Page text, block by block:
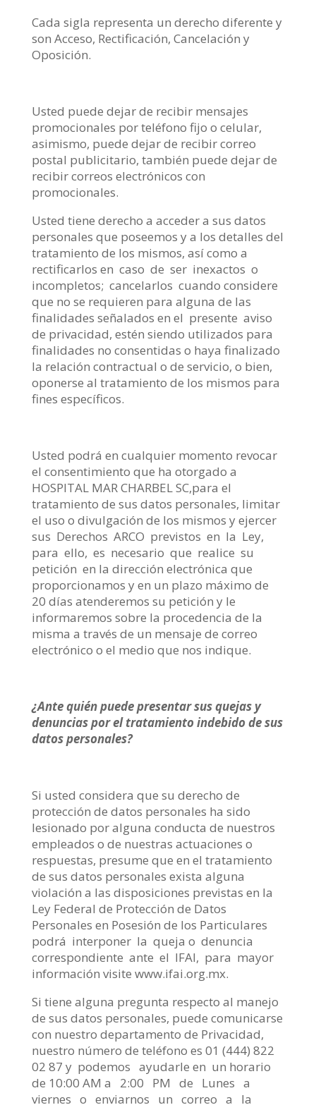
Cada sigla representa un derecho diferente y
son Acceso, Rectificación, Cancelación y
Oposición.
Usted puede dejar de recibir mensajes
promocionales por teléfono fijo o celular,
asimismo, puede dejar de recibir correo
postal publicitario, también puede dejar de
recibir correos electrónicos con
promocionales.
Usted tiene derecho a acceder a sus datos
personales que poseemos y a los detalles del
tratamiento de los mismos, así como a
rectificarlos en caso de ser inexactos o
incompletos; cancelarlos cuando considere
que no se requieren para alguna de las
finalidades señalados en el presente aviso
de privacidad, estén siendo utilizados para
finalidades no consentidas o haya finalizado
la relación contractual o de servicio, o bien,
oponerse al tratamiento de los mismos para
fines específicos.
Usted podrá en cualquier momento revocar
el consentimiento que ha otorgado a
HOSPITAL MAR CHARBEL SC,para el
tratamiento de sus datos personales, limitar
el uso o divulgación de los mismos y ejercer
sus Derechos ARCO previstos en la Ley,
para ello, es necesario que realice su
petición en la dirección electrónica que
proporcionamos y en un plazo máximo de
20 días atenderemos su petición y le
informaremos sobre la procedencia de la
misma a través de un mensaje de correo
electrónico o el medio que nos indique.
¿Ante quién puede presentar sus quejas y
denuncias por el tratamiento indebido de sus
datos personales?
Si usted considera que su derecho de
protección de datos personales ha sido
lesionado por alguna conducta de nuestros
empleados o de nuestras actuaciones o
respuestas, presume que en el tratamiento
de sus datos personales exista alguna
violación a las disposiciones previstas en la
Ley Federal de Protección de Datos
Personales en Posesión de los Particulares
podrá interponer la queja o denuncia
correspondiente ante el IFAI, para mayor
información visite www.ifai.org.mx.
Si tiene alguna pregunta respecto al manejo
de sus datos personales, puede comunicarse
con nuestro departamento de Privacidad,
nuestro número de teléfono es 01 (444) 822
02 87 y podemos ayudarle en un horario
de 10:00 AM a 2:00 PM de Lunes a
viernes o enviarnos un correo a la